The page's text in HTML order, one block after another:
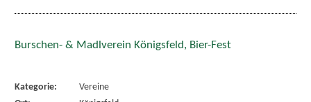
Burschen- & Madlverein Königsfeld, Bier-Fest
Kategorie:
Vereine